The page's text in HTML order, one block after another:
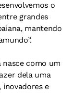
o
grandes
mantendo
nasce como um
dela uma
inovadores e